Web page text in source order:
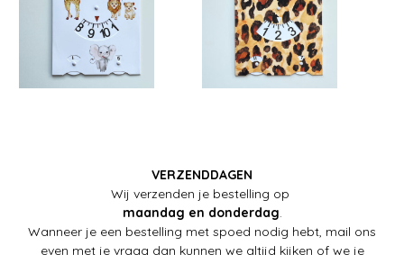
VERZENDDAGEN
Wij verzenden je bestelling op
maandag en donderdag
Wanneer je een bestelling met spoed nodig hebt, mail ons
even met je vraag dan kunnen we altijd kijken of we je